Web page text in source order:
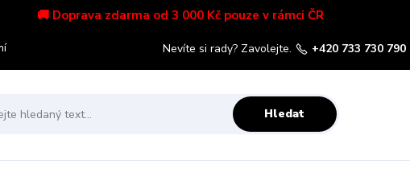
🚚 Doprava zdarma od 3 000 Kč pouze v rámci ČR
Hledat
Nevíte si rady? Zavolejte. +420 733 730 790